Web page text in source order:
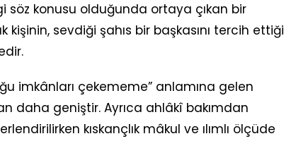
söz konusu olduğunda ortaya çıkan bir
kişinin, sevdiği şahıs bir başkasını tercih ettiği
imkânları çekememe” anlamına gelen
daha geniştir. Ayrıca ahlâkî bakımdan
kıskançlık mâkul ve ılımlı ölçüde